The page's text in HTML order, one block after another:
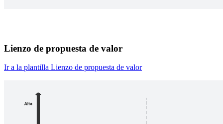
Lienzo de propuesta de valor
Ir a la plantilla Lienzo de propuesta de valor